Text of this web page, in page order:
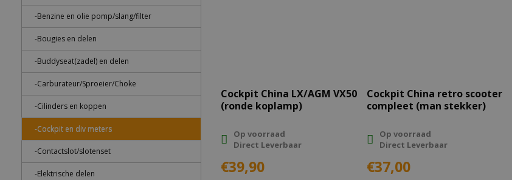
-Benzine en olie pomp/slang/filter
-Bougies en delen
-Buddyseat(zadel) en delen
-Carburateur/Sproeier/Choke
-Cilinders en koppen
-Cockpit en div meters
-Contactslot/slotenset
-Elektrische delen
Cockpit China LX/AGM VX50
(ronde koplamp)
Op voorraad
Direct Leverbaar
€39,90
Cockpit China retro scooter
compleet (man stekker)
Op voorraad
Direct Leverbaar
€37,00